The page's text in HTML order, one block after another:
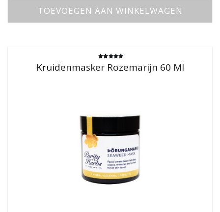
TOEVOEGEN AAN WINKELWAGEN
5.00
uit 5
Kruidenmasker Rozemarijn 60 Ml